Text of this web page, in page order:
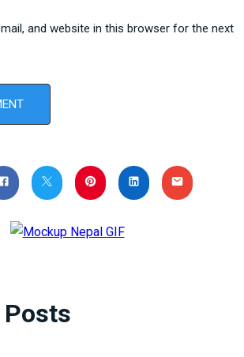
and website in this browser for the next